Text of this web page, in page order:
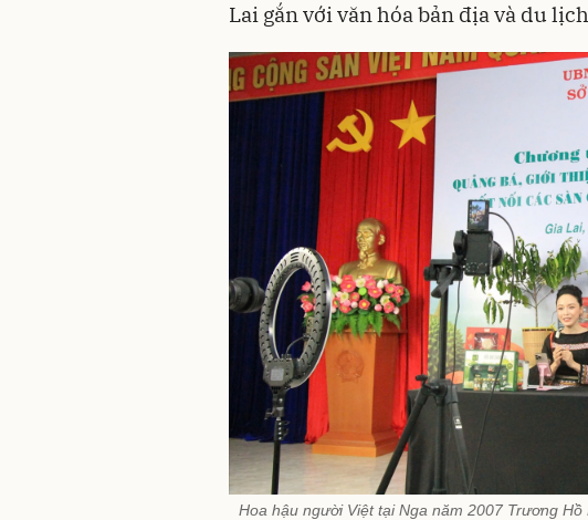
Lai gắn với văn hóa bản địa và du
Hoa hậu người Việt tại Nga năm 2007 Trương